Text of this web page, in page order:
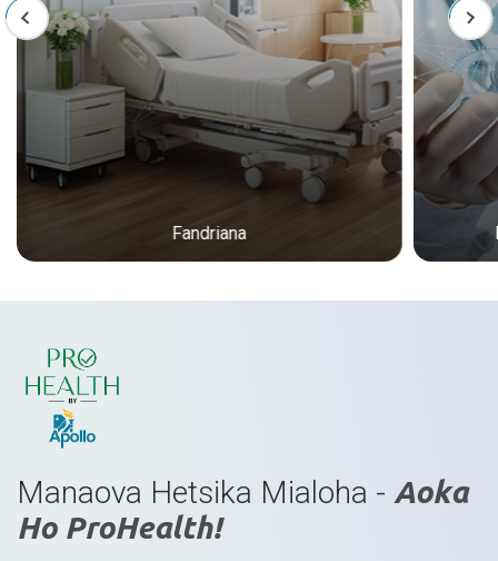
Fandriana
Manaova Hetsika Mialoha - Aoka
Ho ProHealth!